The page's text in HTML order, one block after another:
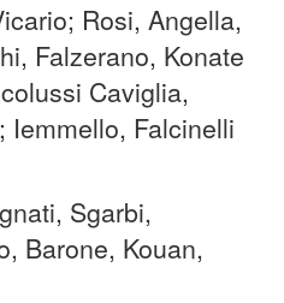
Rosi, Angella,
Falzerano, Konate
Caviglia,
Iemmello, Falcinelli
Sgarbi,
Barone, Kouan,